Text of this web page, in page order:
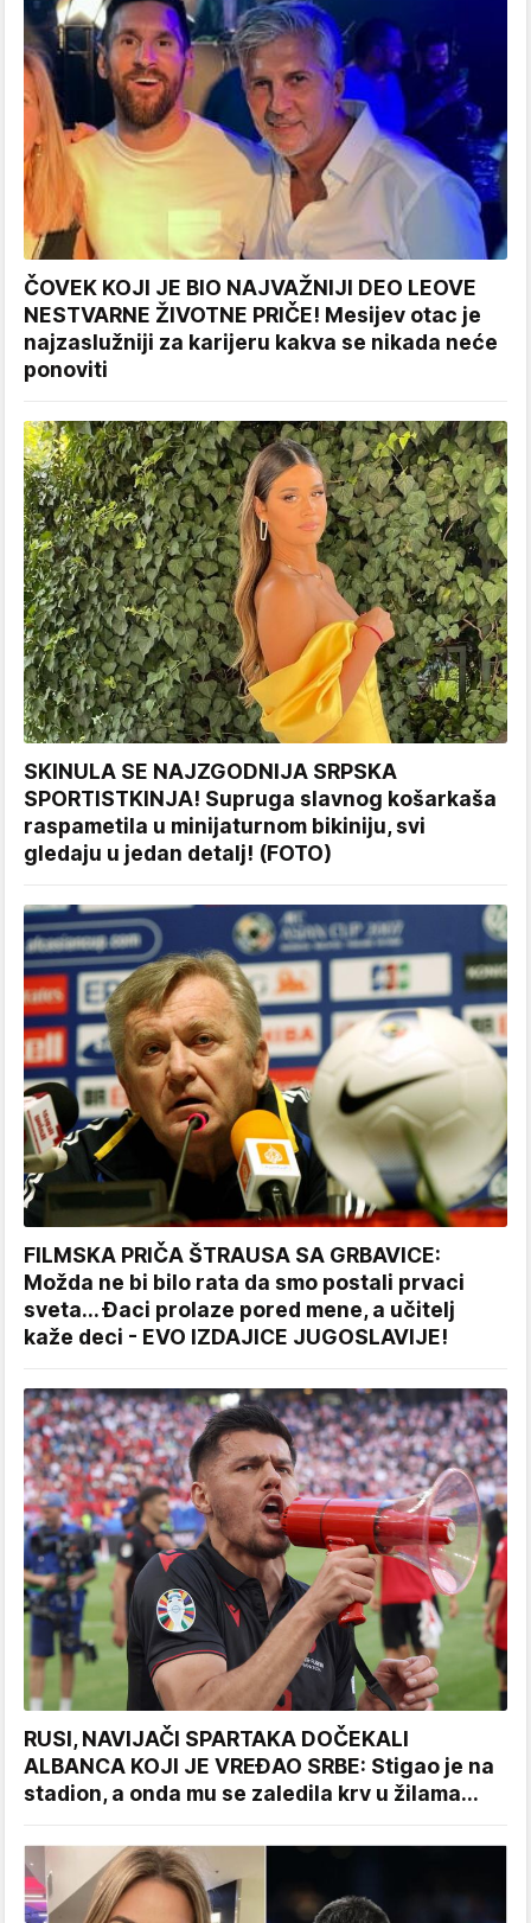
ČOVEK KOJI JE BIO NAJVAŽNIJI DEO LEOVE
NESTVARNE ŽIVOTNE PRIČE! Mesijev otac je
najzaslužniji za karijeru kakva se nikada neće
ponoviti
SKINULA SE NAJZGODNIJA SRPSKA
SPORTISTKINJA! Supruga slavnog košarkaša
raspametila u minijaturnom bikiniju, svi
gledaju u jedan detalj! (FOTO)
FILMSKA PRIČA ŠTRAUSA SA GRBAVICE:
Možda ne bi bilo rata da smo postali prvaci
sveta... Đaci prolaze pored mene, a učitelj
kaže deci - EVO IZDAJICE JUGOSLAVIJE!
RUSI, NAVIJAČI SPARTAKA DOČEKALI
ALBANCA KOJI JE VREĐAO SRBE: Stigao je na
stadion, a onda mu se zaledila krv u žilama...